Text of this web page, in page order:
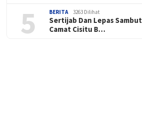
5 BERITA 3263 Dilihat
Sertijab Dan Lepas Sambut
Camat Cisitu B…